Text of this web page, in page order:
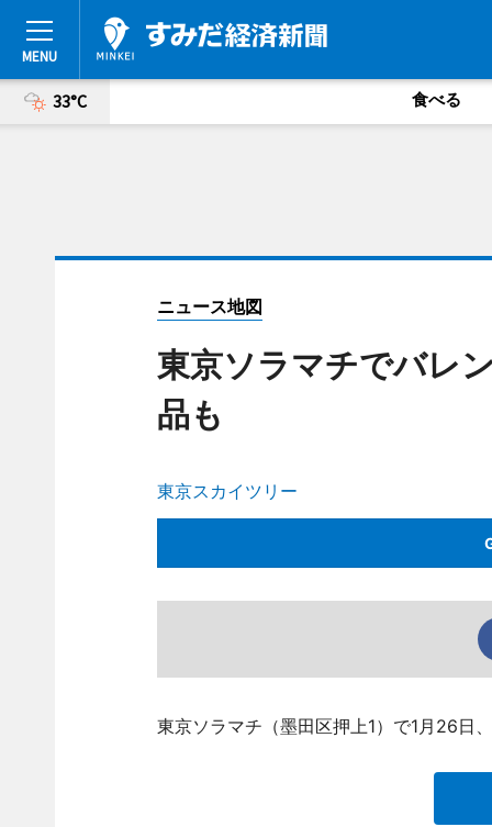
33°C 食べる
ニュース地図
東京ソラマチでバレ
品も
東京スカイツリー
東京ソラマチ（墨田区押上1）で1月26日